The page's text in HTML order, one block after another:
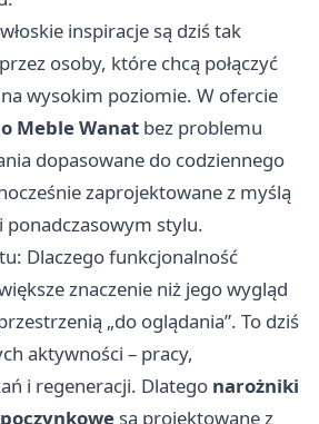
inspiracje są dziś tak
osoby, które chcą połączyć
wysokim poziomie. W ofercie
Meble Wanat bez problemu
dopasowane do codziennego
zaprojektowane z myślą
ponadczasowym stylu.
Dlaczego funkcjonalność
znaczenie niż jego wygląd
„do oglądania”. To dziś
aktywności – pracy,
i regeneracji. Dlatego narożniki
są projektowane z